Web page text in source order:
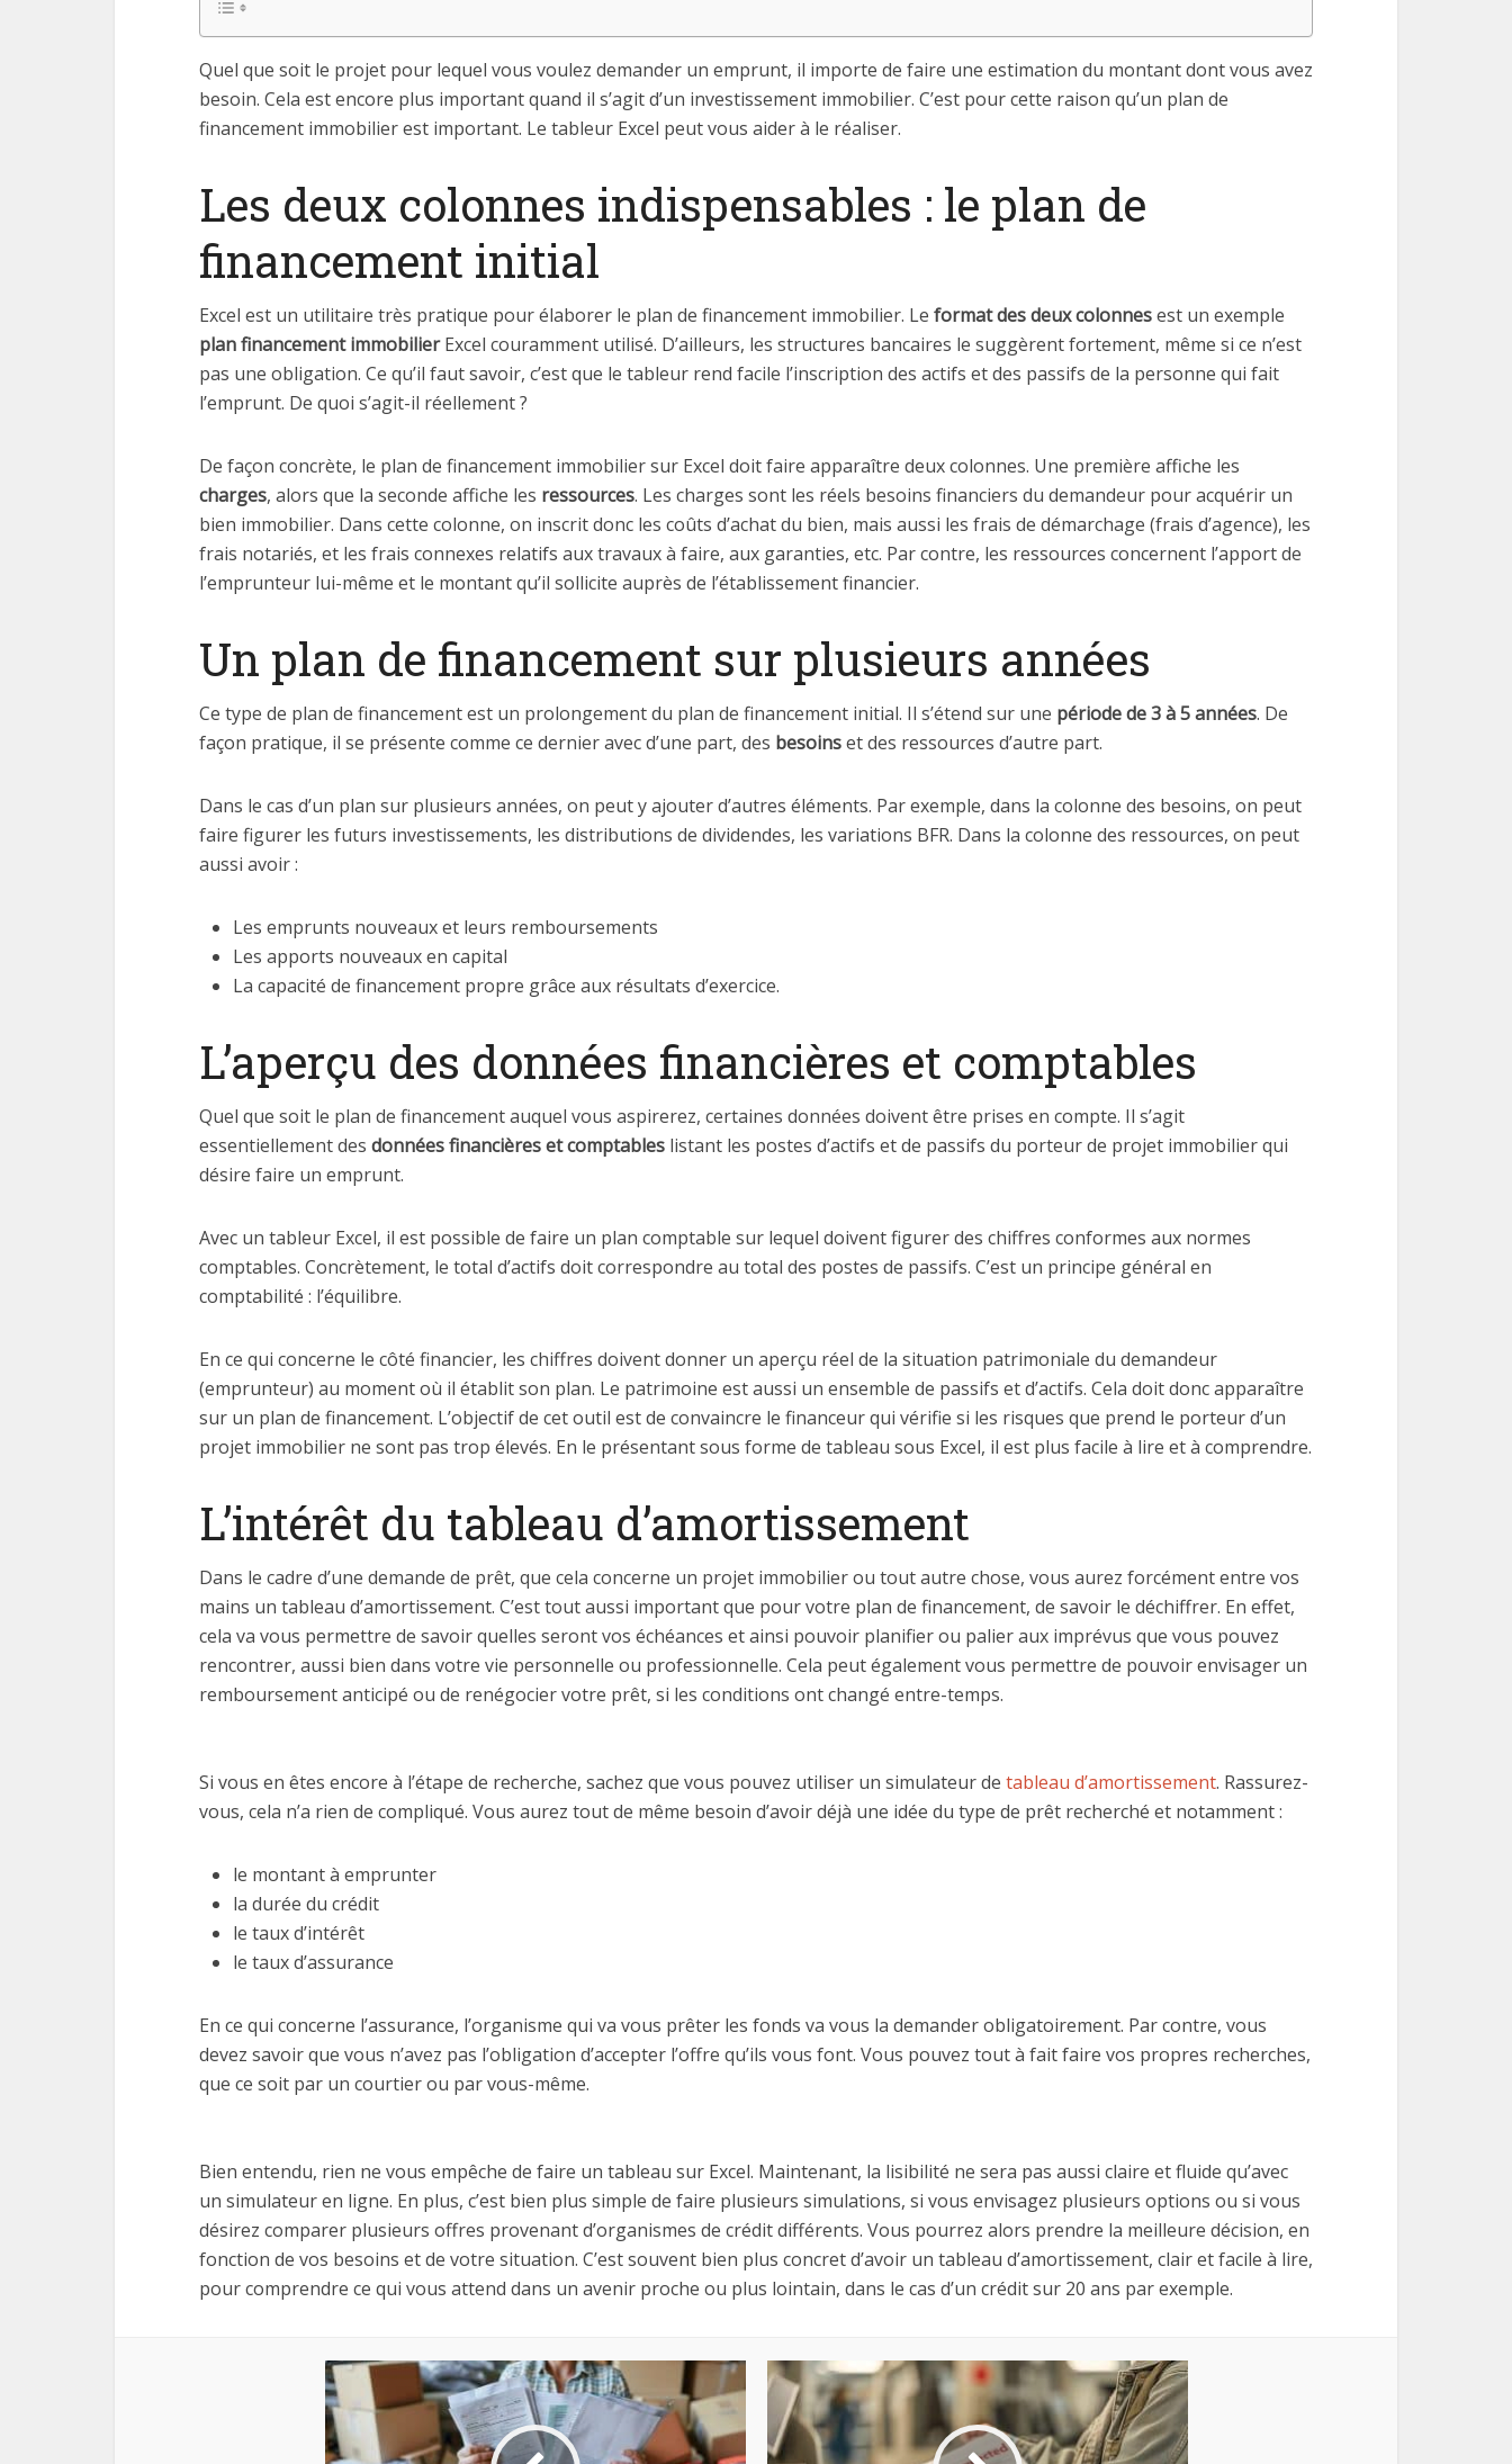
Quel que soit le projet pour lequel vous voulez demander un emprunt, il importe de faire une estimation du montant dont vous avez
besoin. Cela est encore plus important quand il s’agit d’un investissement immobilier. C’est pour cette raison qu’un plan de
financement immobilier est important. Le tableur Excel peut vous aider à le réaliser.
Les deux colonnes indispensables : le plan de
financement initial
Excel est un utilitaire très pratique pour élaborer le plan de financement immobilier. Le format des deux colonnesest un exemple
plan financement immobilierExcel couramment utilisé. D’ailleurs, les structures bancaires le suggèrent fortement, même si ce n’est
pas une obligation. Ce qu’il faut savoir, c’est que le tableur rend facile l’inscription des actifs et des passifs de la personne qui fait
l’emprunt. De quoi s’agit-il réellement ?
De façon concrète, le plan de financement immobilier sur Excel doit faire apparaître deux colonnes. Une première affiche les
charges, alors que la seconde affiche les ressources. Les charges sont les réels besoins financiers du demandeur pour acquérir un
bien immobilier. Dans cette colonne, on inscrit donc les coûts d’achat du bien, mais aussi les frais de démarchage (frais d’agence), les
frais notariés, et les frais connexes relatifs aux travaux à faire, aux garanties, etc. Par contre, les ressources concernent l’apport de
l’emprunteur lui-même et le montant qu’il sollicite auprès de l’établissement financier.
Un plan de financement sur plusieurs années
Ce type de plan de financement est un prolongement du plan de financement initial. Il s’étend sur une période de 3 à 5 années. De
façon pratique, il se présente comme ce dernier avec d’une part, des besoinset des ressources d’autre part.
Dans le cas d’un plan sur plusieurs années, on peut y ajouter d’autres éléments. Par exemple, dans la colonne des besoins, on peut
faire figurer les futurs investissements, les distributions de dividendes, les variations BFR. Dans la colonne des ressources, on peut
aussi avoir :
Les emprunts nouveaux et leurs remboursements
Les apports nouveaux en capital
La capacité de financement propre grâce aux résultats d’exercice.
L’aperçu des données financières et comptables
Quel que soit le plan de financement auquel vous aspirerez, certaines données doivent être prises en compte. Il s’agit
essentiellement des données financières et comptables listant les postes d’actifs et de passifs du porteur de projet immobilier qui
désire faire un emprunt.
Avec un tableur Excel, il est possible de faire un plan comptable sur lequel doivent figurer des chiffres conformes aux normes
comptables. Concrètement, le total d’actifs doit correspondre au total des postes de passifs. C’est un principe général en
comptabilité : l’équilibre.
En ce qui concerne le côté financier, les chiffres doivent donner un aperçu réel de la situation patrimoniale du demandeur
(emprunteur) au moment où il établit son plan. Le patrimoine est aussi un ensemble de passifs et d’actifs. Cela doit donc apparaître
sur un plan de financement. L’objectif de cet outil est de convaincre le financeur qui vérifie si les risques que prend le porteur d’un
projet immobilier ne sont pas trop élevés. En le présentant sous forme de tableau sous Excel, il est plus facile à lire et à comprendre.
L’intérêt du tableau d’amortissement
Dans le cadre d’une demande de prêt, que cela concerne un projet immobilier ou tout autre chose, vous aurez forcément entre vos
mains un tableau d’amortissement. C’est tout aussi important que pour votre plan de financement, de savoir le déchiffrer. En effet,
cela va vous permettre de savoir quelles seront vos échéances et ainsi pouvoir planifier ou palier aux imprévus que vous pouvez
rencontrer, aussi bien dans votre vie personnelle ou professionnelle. Cela peut également vous permettre de pouvoir envisager un
remboursement anticipé ou de renégocier votre prêt, si les conditions ont changé entre-temps.
Si vous en êtes encore à l’étape de recherche, sachez que vous pouvez utiliser un simulateur de tableau d’amortissement. Rassurez-
vous, cela n’a rien de compliqué. Vous aurez tout de même besoin d’avoir déjà une idée du type de prêt recherché et notamment :
le montant à emprunter
la durée du crédit
le taux d’intérêt
le taux d’assurance
En ce qui concerne l’assurance, l’organisme qui va vous prêter les fonds va vous la demander obligatoirement. Par contre, vous
devez savoir que vous n’avez pas l’obligation d’accepter l’offre qu’ils vous font. Vous pouvez tout à fait faire vos propres recherches,
que ce soit par un courtier ou par vous-même.
Bien entendu, rien ne vous empêche de faire un tableau sur Excel. Maintenant, la lisibilité ne sera pas aussi claire et fluide qu’avec
un simulateur en ligne. En plus, c’est bien plus simple de faire plusieurs simulations, si vous envisagez plusieurs options ou si vous
désirez comparer plusieurs offres provenant d’organismes de crédit différents. Vous pourrez alors prendre la meilleure décision, en
fonction de vos besoins et de votre situation. C’est souvent bien plus concret d’avoir un tableau d’amortissement, clair et facile à lire,
pour comprendre ce qui vous attend dans un avenir proche ou plus lointain, dans le cas d’un crédit sur 20 ans par exemple.